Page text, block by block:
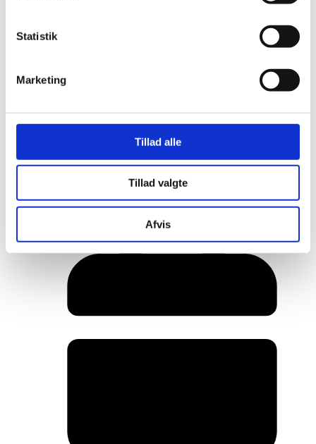
Statistik
Marketing
Tillad alle
Tillad valgte
Afvis
Her er alle vinderne fra årets Danish
Rainbow Awards